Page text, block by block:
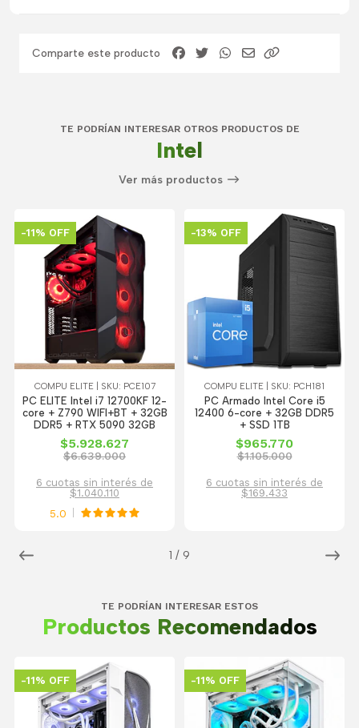
Comparte este producto
TE PODRÍAN INTERESAR OTROS PRODUCTOS DE
Intel
Ver más productos
1 / 9
-11% OFF
COMPU ELITE | SKU: PCE107
PC ELITE Intel i7 12700KF 12-
core + Z790 WIFI+BT + 32GB
DDR5 + RTX 5090 32GB
$5.928.627
$6.639.000
6 cuotas sin interés de
$1.040.110
5.0
-13% OFF
COMPU ELITE | SKU: PCH181
PC Armado Intel Core i5
12400 6-core + 32GB DDR5
+ SSD 1TB
$965.770
$1.105.000
6 cuotas sin interés de
$169.433
TE PODRÍAN INTERESAR ESTOS
Productos Recomendados
-11% OFF -11% OFF